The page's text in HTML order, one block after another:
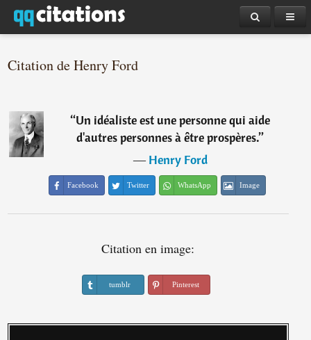
Citation de Henry Ford
“Un idéaliste est une personne qui aide
d'autres personnes à être prospères.”
―Henry Ford
Facebook Twitter WhatsApp Image
Citation en image:
tumblr Pinterest